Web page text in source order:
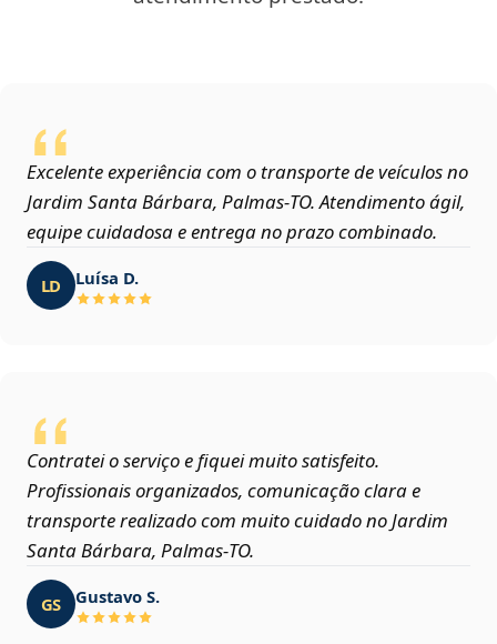
Excelente experiência com o transporte de veículos no
Jardim Santa Bárbara, Palmas‑TO. Atendimento ágil,
equipe cuidadosa e entrega no prazo combinado.
LD Luísa D.
Contratei o serviço e fiquei muito satisfeito.
Profissionais organizados, comunicação clara e
transporte realizado com muito cuidado no Jardim
Santa Bárbara, Palmas‑TO.
GS Gustavo S.